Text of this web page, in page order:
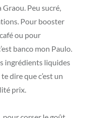
Peu sucré,
Pour booster
ou pour
banco mon Paulo.
ingrédients liquides
dire que c’est un
prix.